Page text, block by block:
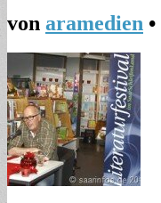
von aramedien •